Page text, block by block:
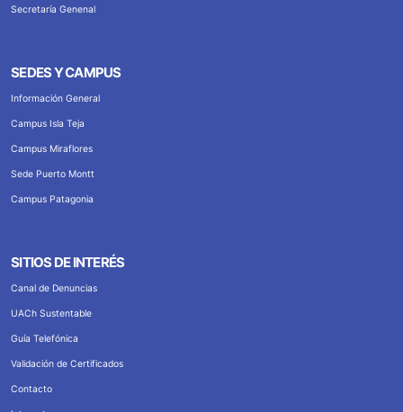
Secretaría Genenal
SEDES Y CAMPUS
Información General
Campus Isla Teja
Campus Miraflores
Sede Puerto Montt
Campus Patagonia
SITIOS DE INTERÉS
Canal de Denuncias
UACh Sustentable
Guía Telefónica
Validación de Certificados
Contacto